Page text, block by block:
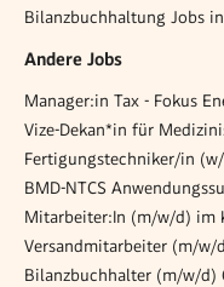
Bilanzbuchhaltung Jobs
Andere Jobs
Manager:in Tax - Fokus
Vize-Dekan*in für
Fertigungstechniker/in
BMD-NTCS
Versandmitarbeiter (m/w/
Bilanzbuchhalter (m/w/d)